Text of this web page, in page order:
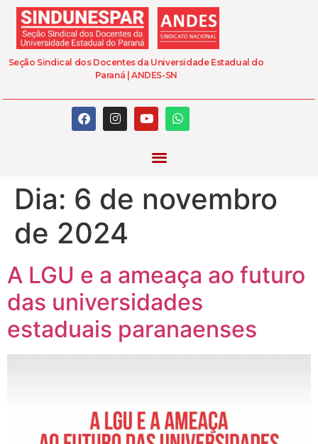
Seção Sindical dos Docentes da Universidade Estadual do
Paraná | ANDES-SN
Dia: 6 de novembro
de 2024
A LGU e a ameaça ao futuro
das universidades
estaduais paranaenses